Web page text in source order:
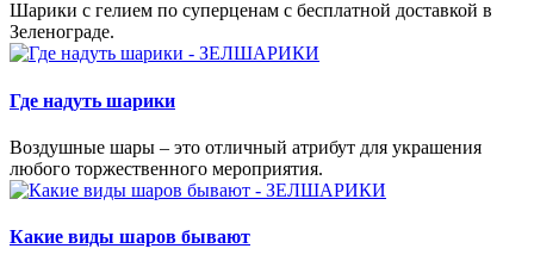
Шарики с гелием по суперценам с бесплатной доставкой в
Зеленограде.
Где надуть шарики
Воздушные шары – это отличный атрибут для украшения
любого торжественного мероприятия.
Какие виды шаров бывают